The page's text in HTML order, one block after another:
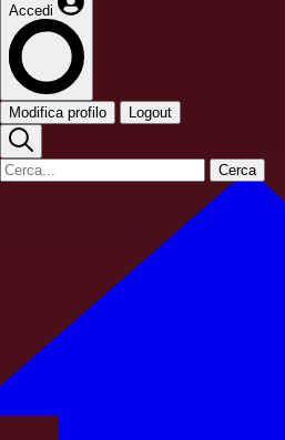
Accedi
Modifica profilo Logout
Cerca